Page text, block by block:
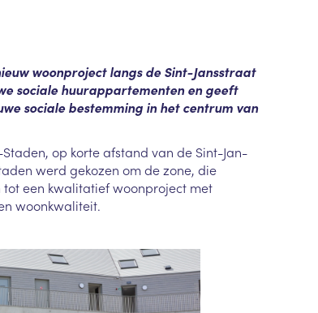
woonproject langs de Sint-Jansstraat
sociale huurappartementen en geeft
sociale bestemming in het centrum van
op korte afstand van de Sint-Jan-
werd gekozen om de zone, die
een kwalitatief woonproject met
woonkwaliteit.